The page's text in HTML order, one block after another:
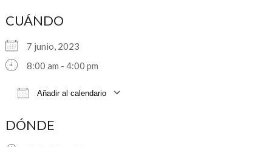
CUÁNDO
7 junio, 2023
8:00 am - 4:00 pm
Añadir al calendario
DÓNDE